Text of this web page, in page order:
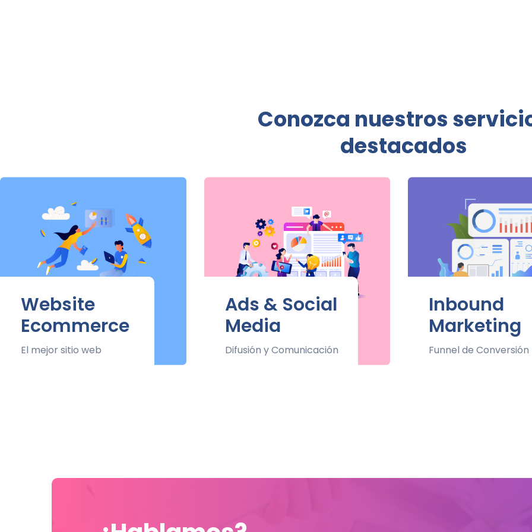
Conozca nuestros
destacados
Website
Ecommerce
El mejor sitio web
Ads & Social
Media
Difusión y Comunicación
Inbound
Marketing
Funnel de Conversión